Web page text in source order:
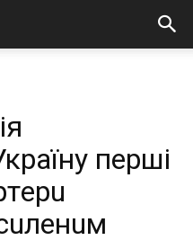
пepшi